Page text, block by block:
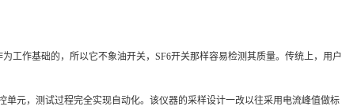
工作基础的，所以它不象油开关，SF6开关那样容易检测其质量。传统上，用户
元，测试过程完全实现自动化。该仪器的采样设计一改以往采用电流峰值做标